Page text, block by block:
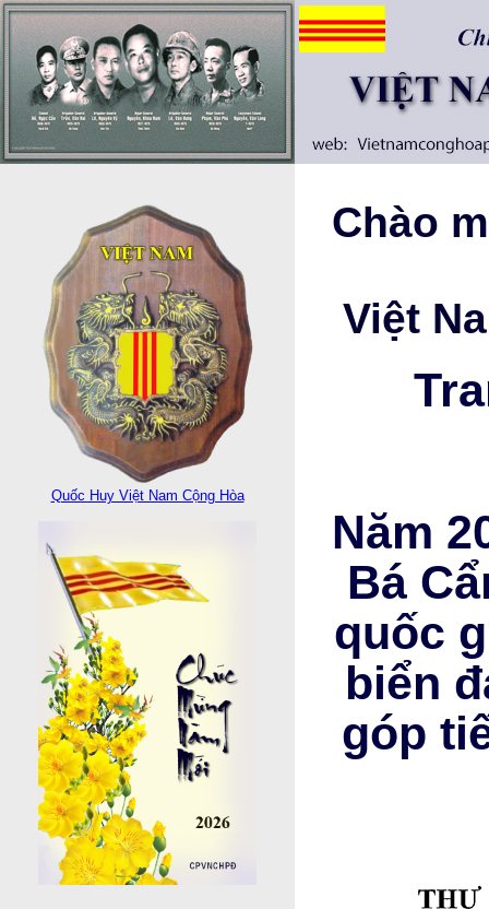
Quốc Huy Việt Nam Cộng Hòa
Chào
Việt
Năm
Bá
quốc
biển
góp